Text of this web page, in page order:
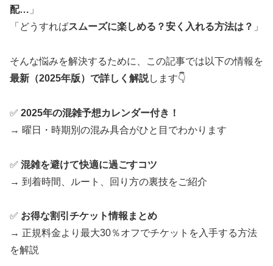
配… 」
「どうすればスムーズに楽しめる？安く入れる方法は？ 」
そんな悩みを解決するために、この記事では以下の情報を
最新（2025年版）で詳しく解説します👇
✅ 2025年の混雑予想カレンダー付き！
→ 曜日・時期別の混み具合がひと目でわかります
✅ 混雑を避けて快適に過ごすコツ
→ 到着時間、ルート、回り方の裏技をご紹介
✅ お得な割引チケット情報まとめ
→ 正規料金より最大30％オフでチケットを入手する方法
を解説